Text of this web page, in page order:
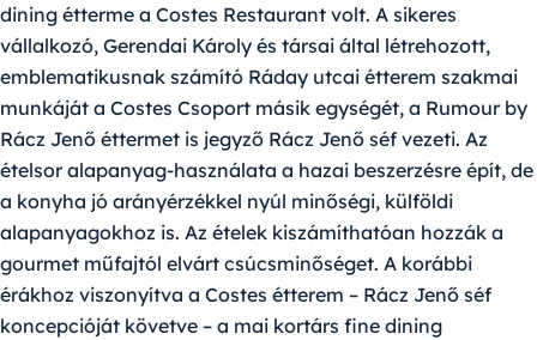
dining étterme a Costes Restaurant volt. A sikeres
vállalkozó, Gerendai Károly és társai által létrehozott,
emblematikusnak számító Ráday utcai étterem szakmai
munkáját a Costes Csoport másik egységét, a Rumour by
Rácz Jenő éttermet is jegyző Rácz Jenő séf vezeti. Az
ételsor alapanyag-használata a hazai beszerzésre épít, de
a konyha jó arányérzékkel nyúl minőségi, külföldi
alapanyagokhoz is. Az ételek kiszámíthatóan hozzák a
gourmet műfajtól elvárt csúcsminőséget. A korábbi
érákhoz viszonyítva a Costes étterem – Rácz Jenő séf
koncepcióját követve – a mai kortárs fine dining